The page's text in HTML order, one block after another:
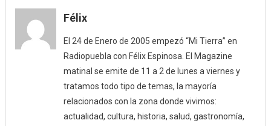
Félix
El 24 de Enero de 2005 empezó “Mi Tierra” en
Radiopuebla con Félix Espinosa. El Magazine
matinal se emite de 11 a 2 de lunes a viernes y
tratamos todo tipo de temas, la mayoría
relacionados con la zona donde vivimos:
actualidad, cultura, historia, salud, gastronomía,